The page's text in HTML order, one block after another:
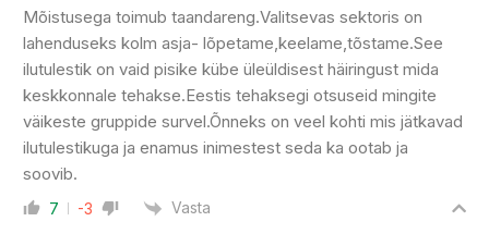
Mõistusega toimub taandareng.Valitsevas sektoris on
lahenduseks kolm asja- lõpetame,keelame,tõstame.See
ilutulestik on vaid pisike kübe üleüldisest häiringust mida
keskkonnale tehakse.Eestis tehaksegi otsuseid mingite
väikeste gruppide survel.Õnneks on veel kohti mis jätkavad
ilutulestikuga ja enamus inimestest seda ka ootab ja
soovib.
7 -3 Vasta